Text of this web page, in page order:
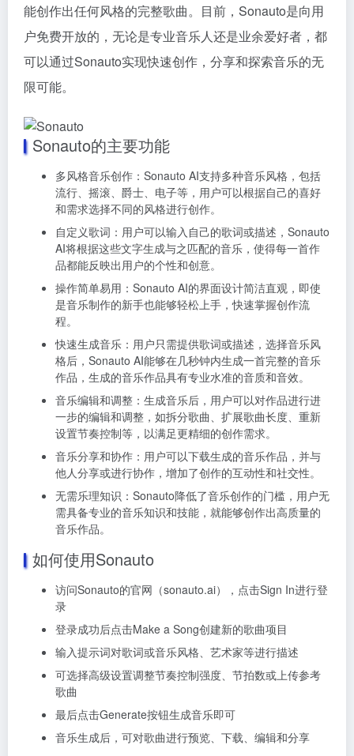
能创作出任何风格的完整歌曲。目前，Sonauto是向用
户免费开放的，无论是专业音乐人还是业余爱好者，都
可以通过Sonauto实现快速创作，分享和探索音乐的无
限可能。
Sonauto的主要功能
多风格音乐创作：Sonauto AI支持多种音乐风格，包括
流行、摇滚、爵士、电子等，用户可以根据自己的喜好
和需求选择不同的风格进行创作。
自定义歌词：用户可以输入自己的歌词或描述，Sonauto
AI将根据这些文字生成与之匹配的音乐，使得每一首作
品都能反映出用户的个性和创意。
操作简单易用：Sonauto AI的界面设计简洁直观，即使
是音乐制作的新手也能够轻松上手，快速掌握创作流
程。
快速生成音乐：用户只需提供歌词或描述，选择音乐风
格后，Sonauto AI能够在几秒钟内生成一首完整的音乐
作品，生成的音乐作品具有专业水准的音质和音效。
音乐编辑和调整：生成音乐后，用户可以对作品进行进
一步的编辑和调整，如拆分歌曲、扩展歌曲长度、重新
设置节奏控制等，以满足更精细的创作需求。
音乐分享和协作：用户可以下载生成的音乐作品，并与
他人分享或进行协作，增加了创作的互动性和社交性。
无需乐理知识：Sonauto降低了音乐创作的门槛，用户无
需具备专业的音乐知识和技能，就能够创作出高质量的
音乐作品。
如何使用Sonauto
访问Sonauto的官网（sonauto.ai），点击Sign In进行登
录
登录成功后点击Make a Song创建新的歌曲项目
输入提示词对歌词或音乐风格、艺术家等进行描述
可选择高级设置调整节奏控制强度、节拍数或上传参考
歌曲
最后点击Generate按钮生成音乐即可
音乐生成后，可对歌曲进行预览、下载、编辑和分享